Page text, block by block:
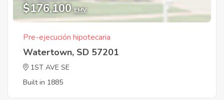
$176,100 EMV
Pre-ejecución hipotecaria
Watertown, SD 57201
1ST AVE SE
Built in 1885